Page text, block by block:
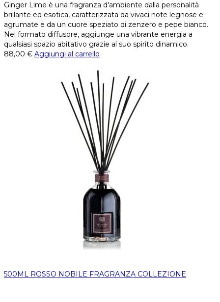
Ginger Lime è una fragranza d'ambiente dalla personalità
brillante ed esotica, caratterizzata da vivaci note legnose e
agrumate e da un cuore speziato di zenzero e pepe bianco.
Nel formato diffusore, aggiunge una vibrante energia a
qualsiasi spazio abitativo grazie al suo spirito dinamico.
88,00 € Aggiungi al carrello
500ML ROSSO NOBILE FRAGRANZA COLLEZIONE